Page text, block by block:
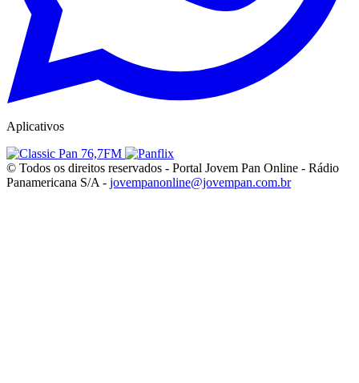
Aplicativos
© Todos os direitos reservados - Portal Jovem Pan Online - Rádio
Panamericana S/A - jovempanonline@jovempan.com.br